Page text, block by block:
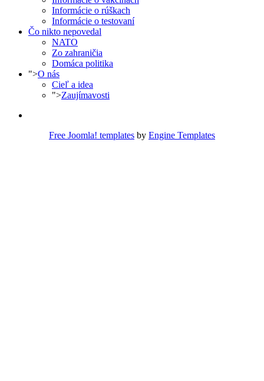
Informácie o rúškach
Informácie o testovaní
Čo nikto nepovedal
NATO
Zo zahraničia
Domáca politika
">O nás
Cieľ a idea
">Zaujímavosti
Free Joomla! templates by Engine Templates